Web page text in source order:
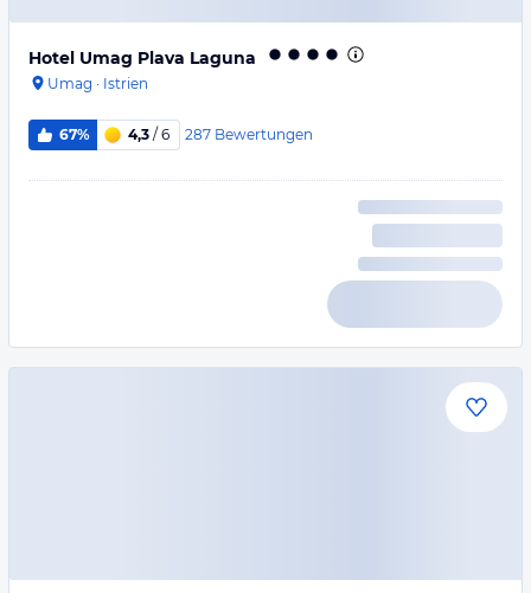
Hotel Umag Plava Laguna
Umag · Istrien
67% 4,3 / 6 287 Bewertungen